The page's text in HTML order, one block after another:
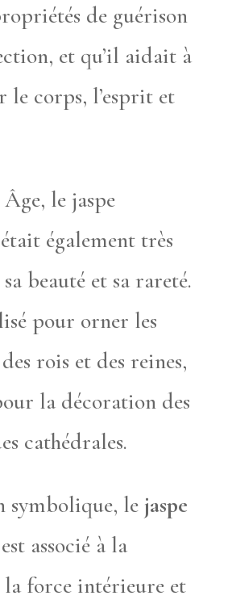
de guérison
et qu’il aidait à
le corps, l’esprit et
le jaspe
également très
beauté et sa rareté.
pour orner les
rois et des reines,
la décoration des
cathédrales.
symbolique, lejaspe
est associé à la
force intérieure et